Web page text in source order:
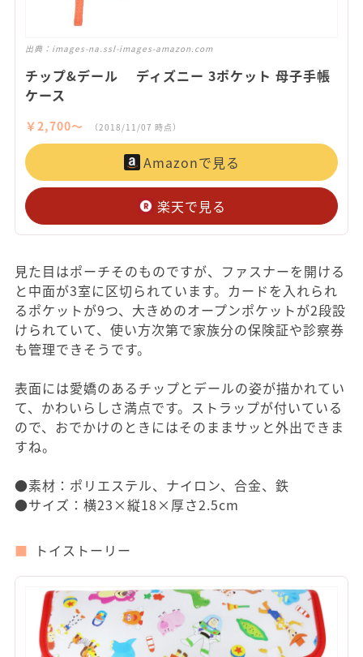
出典： images-na.ssl-images-amazon.com
チップ&デール ディズニー 3ポケット 母子手帳
ケース
￥2,700〜 （2018/11/07 時点）
Amazonで見る
楽天で見る
見た目はポーチそのものですが、ファスナーを開ける
と中面が3室に区切られています。カードを入れられ
るポケットが9つ、大きめのオープンポケットが2段設
けられていて、使い方次第で家族分の保険証や診察券
も管理できそうです。
表面には愛嬌のあるチップとデールの姿が描かれてい
て、かわいらしさ満点です。ストラップが付いている
ので、おでかけのときにはそのままサッと外出できま
すね。
●素材：ポリエステル、ナイロン、合金、鉄
●サイズ：横23×縦18×厚さ2.5cm
トイストーリー